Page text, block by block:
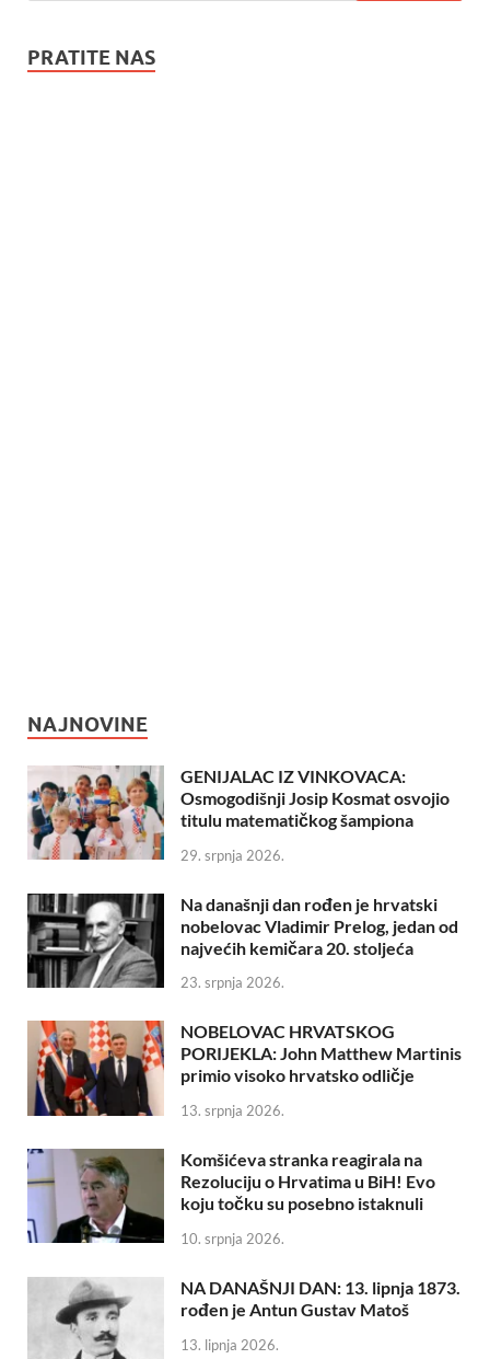
PRATITE NAS
NAJNOVINE
GENIJALAC IZ VINKOVACA:
Osmogodišnji Josip Kosmat osvojio
titulu matematičkog šampiona
29. srpnja 2026.
Na današnji dan rođen je hrvatski
nobelovac Vladimir Prelog, jedan od
najvećih kemičara 20. stoljeća
23. srpnja 2026.
NOBELOVAC HRVATSKOG
PORIJEKLA: John Matthew Martinis
primio visoko hrvatsko odličje
13. srpnja 2026.
Komšićeva stranka reagirala na
Rezoluciju o Hrvatima u BiH! Evo
koju točku su posebno istaknuli
10. srpnja 2026.
NA DANAŠNJI DAN: 13. lipnja 1873.
rođen je Antun Gustav Matoš
13. lipnja 2026.